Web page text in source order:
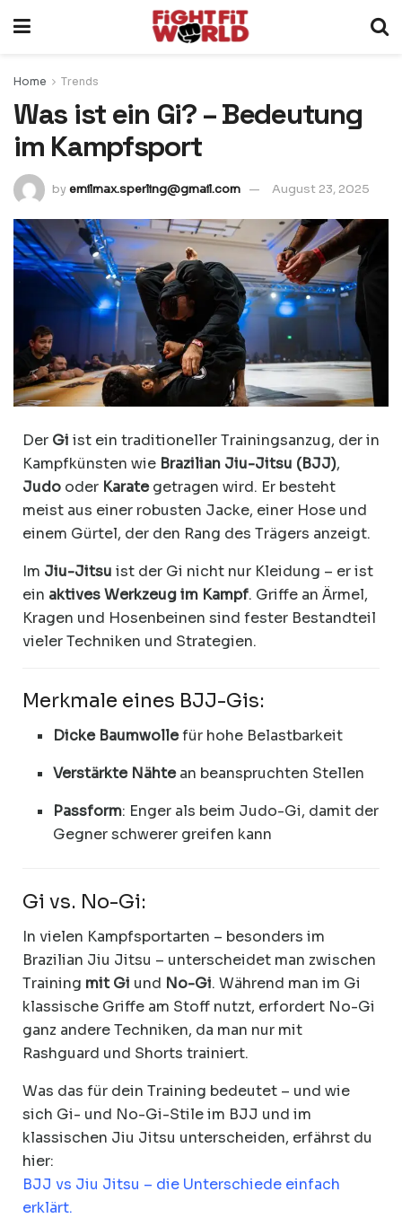
Home Trends
Was ist ein Gi? – Bedeutung
im Kampfsport
byemilmax.sperling@gmail.com August 23, 2025
Der Gi ist ein traditioneller Trainingsanzug, der in
Kampfkünsten wie Brazilian Jiu-Jitsu (BJJ),
Judo oder Karategetragen wird. Er besteht
meist aus einer robusten Jacke, einer Hose und
einem Gürtel, der den Rang des Trägers anzeigt.
Im Jiu-Jitsu ist der Gi nicht nur Kleidung – er ist
ein aktives Werkzeug im Kampf. Griffe an Ärmel,
Kragen und Hosenbeinen sind fester Bestandteil
vieler Techniken und Strategien.
Merkmale eines BJJ-Gis:
Dicke Baumwollefür hohe Belastbarkeit
Verstärkte Nähtean beanspruchten Stellen
Passform: Enger als beim Judo-Gi, damit der
Gegner schwerer greifen kann
Gi vs. No-Gi:
In vielen Kampfsportarten – besonders im
Brazilian Jiu Jitsu – unterscheidet man zwischen
Training mit Gi und No-Gi. Während man im Gi
klassische Griffe am Stoff nutzt, erfordert No-Gi
ganz andere Techniken, da man nur mit
Rashguard und Shorts trainiert.
Was das für dein Training bedeutet – und wie
sich Gi- und No-Gi-Stile im BJJ und im
klassischen Jiu Jitsu unterscheiden, erfährst du
hier:
BJJ vs Jiu Jitsu – die Unterschiede einfach
erklärt.